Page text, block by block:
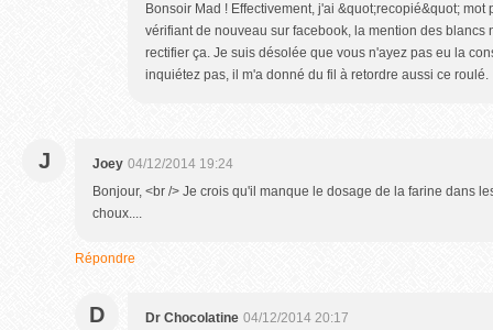
Bonsoir Mad ! Effectivement, j'ai &quot;recopié&quot; mot
vérifiant de nouveau sur facebook, la mention des blancs
rectifier ça. Je suis désolée que vous n'ayez pas eu la
inquiétez pas, il m'a donné du fil à retordre aussi ce roulé.
J Joey 04/12/2014 19:24
Bonjour, <br /> Je crois qu'il manque le dosage de la farine dans
choux....
Répondre
D Dr Chocolatine 04/12/2014 20:17